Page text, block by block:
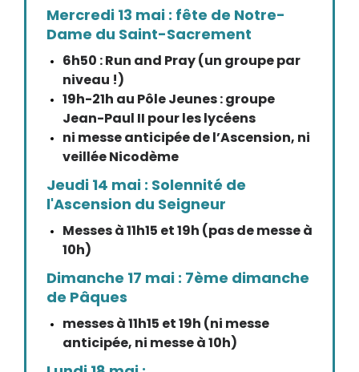
Mercredi 13 mai : fête de Notre-
Dame du Saint-Sacrement
6h50 : Run and Pray (un groupe par
niveau !)
19h-21h au Pôle Jeunes : groupe
Jean-Paul II pour les lycéens
ni messe anticipée de l’Ascension, ni
veillée Nicodème
Jeudi 14 mai : Solennité de
l'Ascension du Seigneur
Messes à 11h15 et 19h (pas de messe à
10h)
Dimanche 17 mai : 7ème dimanche
de Pâques
messes à 11h15 et 19h (ni messe
anticipée, ni messe à 10h)